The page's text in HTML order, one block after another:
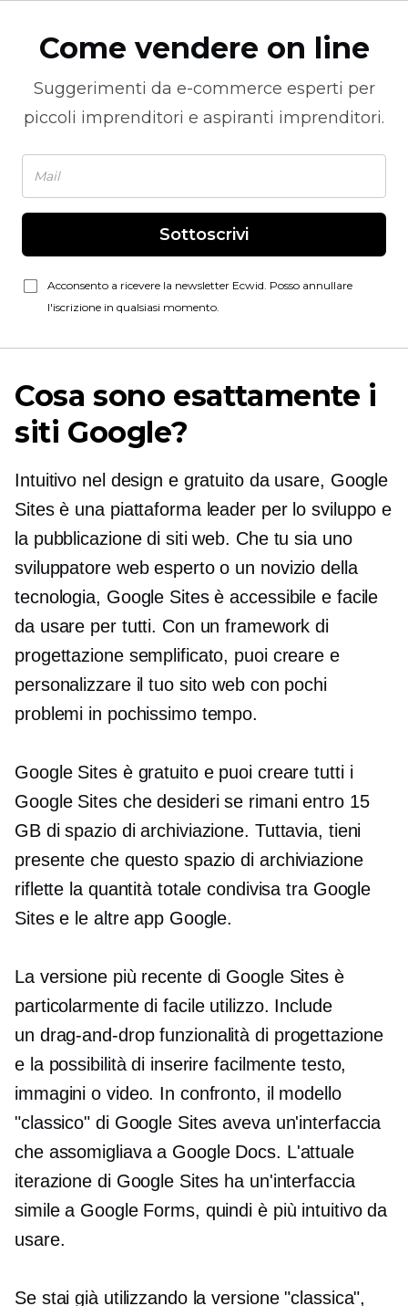
Come vendere on line
Suggerimenti da e-commerce esperti per
piccoli imprenditori e aspiranti imprenditori.
Sottoscrivi
Acconsento a ricevere la newsletter Ecwid. Posso annullare
l'iscrizione in qualsiasi momento.
Cosa sono esattamente i
siti Google?
Intuitivo nel design e gratuito da usare, Google
Sites è una piattaforma leader per lo sviluppo e
la pubblicazione di siti web. Che tu sia uno
sviluppatore web esperto o un novizio della
tecnologia, Google Sites è accessibile e facile
da usare per tutti. Con un framework di
progettazione semplificato, puoi creare e
personalizzare il tuo sito web con pochi
problemi in pochissimo tempo.
Google Sites è gratuito e puoi creare tutti i
Google Sites che desideri se rimani entro 15
GB di spazio di archiviazione. Tuttavia, tieni
presente che questo spazio di archiviazione
riflette la quantità totale condivisa tra Google
Sites e le altre app Google.
La versione più recente di Google Sites è
particolarmentedi facile utilizzo. Include
un drag-and-dropfunzionalità di progettazione
e la possibilità di inserire facilmente testo,
immagini o video. In confronto, il modello
"classico" di Google Sites aveva un'interfaccia
che assomigliava a Google Docs. L'attuale
iterazione di Google Sites ha un'interfaccia
simile a Google Forms, quindi è più intuitivo da
usare.
Se stai già utilizzando la versione "classica",